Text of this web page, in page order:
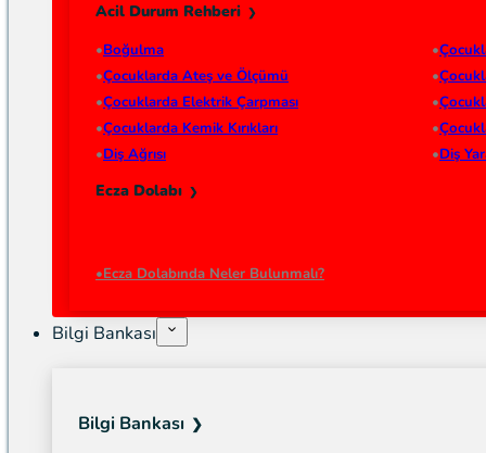
Acil Durum Rehberi
Boğulma
Çocuklarda Ateş ve Ölçümü
Çocuklarda Elektrik Çarpması
Çocuklarda Kemik Kırıkları
Diş Ağrısı
Diş
Ecza Dolabı
Ecza Dolabında Neler Bulunmalı?
Bilgi Bankası
Bilgi Bankası